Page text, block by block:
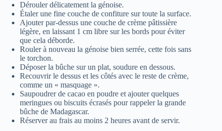
Dérouler délicatement la génoise.
Étaler une fine couche de confiture sur toute la surface.
Ajouter par-dessus une couche de crème pâtissière
légère, en laissant 1 cm libre sur les bords pour éviter
que cela déborde.
Rouler à nouveau la génoise bien serrée, cette fois sans
le torchon.
Déposer la bûche sur un plat, soudure en dessous.
Recouvrir le dessus et les côtés avec le reste de crème,
comme un « masquage ».
Saupoudrer de cacao en poudre et ajouter quelques
meringues ou biscuits écrasés pour rappeler la grande
bûche de Madagascar.
Réserver au frais au moins 2 heures avant de servir.